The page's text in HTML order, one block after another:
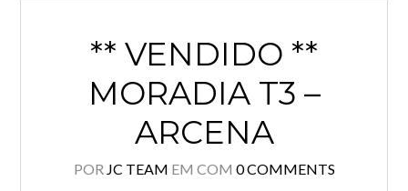
Don't have an account? Create your
account,it takes less than a minute.
Username
Password
** VENDIDO **
MORADIA T3 –
ARCENA
POR JC TEAM EM COM 0 COMMENTS